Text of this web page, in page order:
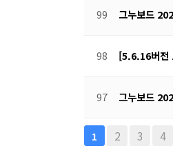
99 그누보드
98 [5.6.16버전
97 그누보드
1 2 3 4